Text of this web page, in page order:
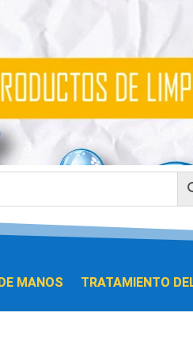
MANOS TRATAMIENTO